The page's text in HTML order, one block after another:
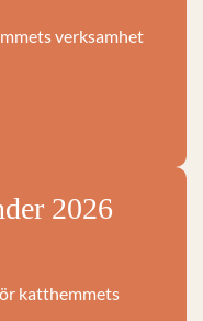
verksamhet
2026
katthemmets